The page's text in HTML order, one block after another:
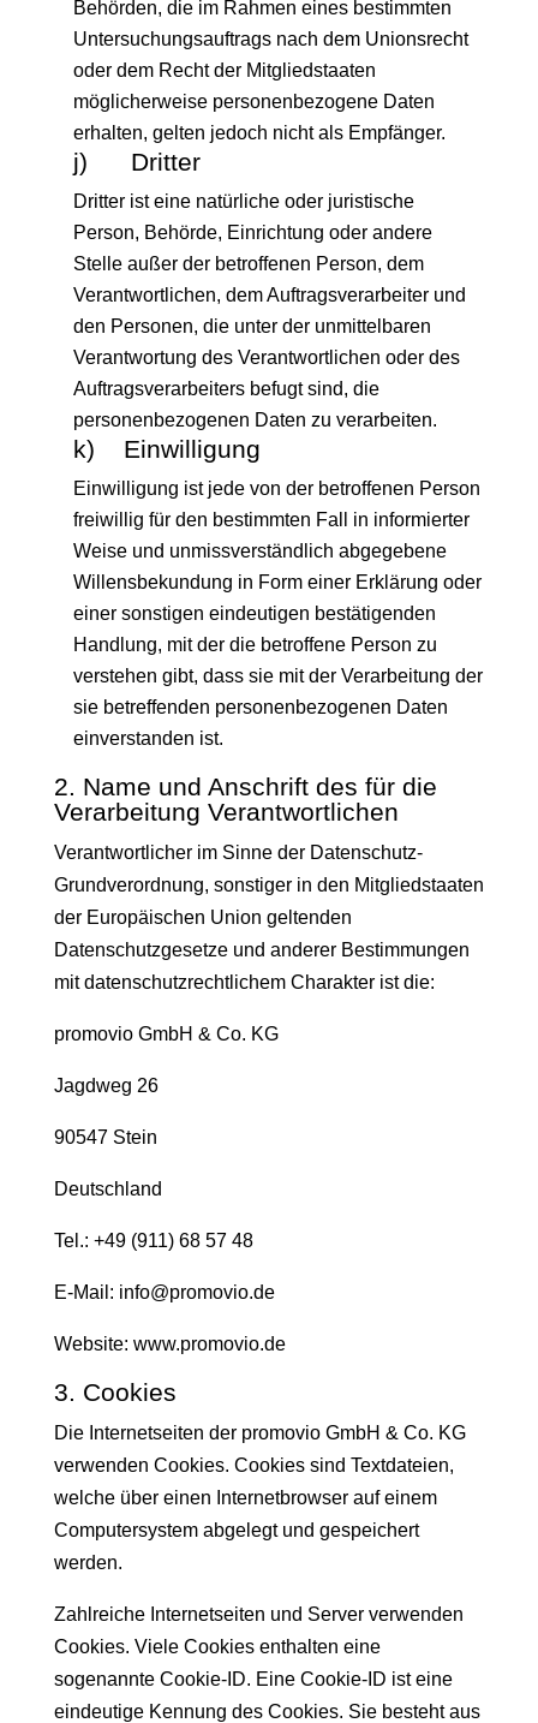
Behörden, die im Rahmen eines bestimmten
Untersuchungsauftrags nach dem Unionsrecht
oder dem Recht der Mitgliedstaaten
möglicherweise personenbezogene Daten
erhalten, gelten jedoch nicht als Empfänger.
j) Dritter
Dritter ist eine natürliche oder juristische
Person, Behörde, Einrichtung oder andere
Stelle außer der betroffenen Person, dem
Verantwortlichen, dem Auftragsverarbeiter und
den Personen, die unter der unmittelbaren
Verantwortung des Verantwortlichen oder des
Auftragsverarbeiters befugt sind, die
personenbezogenen Daten zu verarbeiten.
k) Einwilligung
Einwilligung ist jede von der betroffenen Person
freiwillig für den bestimmten Fall in informierter
Weise und unmissverständlich abgegebene
Willensbekundung in Form einer Erklärung oder
einer sonstigen eindeutigen bestätigenden
Handlung, mit der die betroffene Person zu
verstehen gibt, dass sie mit der Verarbeitung der
sie betreffenden personenbezogenen Daten
einverstanden ist.
2. Name und Anschrift des für die
Verarbeitung Verantwortlichen
Verantwortlicher im Sinne der Datenschutz-
Grundverordnung, sonstiger in den Mitgliedstaaten
der Europäischen Union geltenden
Datenschutzgesetze und anderer Bestimmungen
mit datenschutzrechtlichem Charakter ist die:
promovio GmbH & Co. KG
Jagdweg 26
90547 Stein
Deutschland
Tel.: +49 (911) 68 57 48
E-Mail: info@promovio.de
Website: www.promovio.de
3. Cookies
Die Internetseiten der promovio GmbH & Co. KG
verwenden Cookies. Cookies sind Textdateien,
welche über einen Internetbrowser auf einem
Computersystem abgelegt und gespeichert
werden.
Zahlreiche Internetseiten und Server verwenden
Cookies. Viele Cookies enthalten eine
sogenannte Cookie-ID. Eine Cookie-ID ist eine
eindeutige Kennung des Cookies. Sie besteht aus